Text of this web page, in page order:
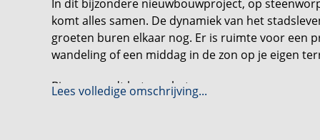
In dit bijzondere nieuwbouwproject, op
komt alles samen. De dynamiek van het
groeten buren elkaar nog. Er is ruimte voor een
wandeling of een middag in de zon op je eigen
Binnen wordt het nog beter.
Grote ramen vangen het daglicht en geven jouw
Lees volledige omschrijving...